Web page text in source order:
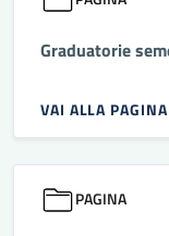
Graduatorie
VAI ALLA PAGINA
PAGINA